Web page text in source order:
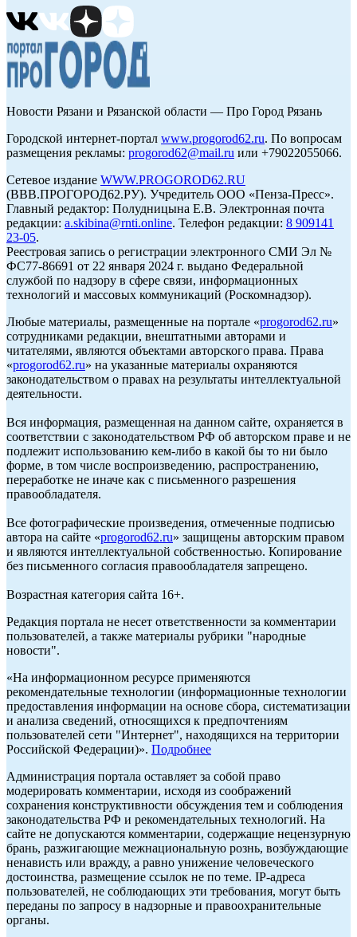
Новости Рязани и Рязанской области — Про Город Рязань
Городской интернет-портал www.progorod62.ru. По вопросам
размещения рекламы: progorod62@mail.ru или +79022055066.
Сетевое издание WWW.PROGOROD62.RU
(ВВВ.ПРОГОРОД62.РУ). Учредитель ООО «Пенза-Пресс».
Главный редактор: Полудницына Е.В. Электронная почта
редакции: a.skibina@rnti.online. Телефон редакции: 8 909141
23-05.
Реестровая запись о регистрации электронного СМИ Эл №
ФС77-86691 от 22 января 2024 г. выдано Федеральной
службой по надзору в сфере связи, информационных
технологий и массовых коммуникаций (Роскомнадзор).
Любые материалы, размещенные на портале «progorod62.ru»
сотрудниками редакции, внештатными авторами и
читателями, являются объектами авторского права. Права
«progorod62.ru» на указанные материалы охраняются
законодательством о правах на результаты интеллектуальной
деятельности.
Вся информация, размещенная на данном сайте, охраняется в
соответствии с законодательством РФ об авторском праве и не
подлежит использованию кем-либо в какой бы то ни было
форме, в том числе воспроизведению, распространению,
переработке не иначе как с письменного разрешения
правообладателя.
Все фотографические произведения, отмеченные подписью
автора на сайте «progorod62.ru» защищены авторским правом
и являются интеллектуальной собственностью. Копирование
без письменного согласия правообладателя запрещено.
Возрастная категория сайта 16+.
Редакция портала не несет ответственности за комментарии
пользователей, а также материалы рубрики "народные
новости".
«На информационном ресурсе применяются
рекомендательные технологии (информационные технологии
предоставления информации на основе сбора, систематизации
и анализа сведений, относящихся к предпочтениям
пользователей сети "Интернет", находящихся на территории
Российской Федерации)». Подробнее
Администрация портала оставляет за собой право
модерировать комментарии, исходя из соображений
сохранения конструктивности обсуждения тем и соблюдения
законодательства РФ и рекомендательных технологий. На
сайте не допускаются комментарии, содержащие нецензурную
брань, разжигающие межнациональную рознь, возбуждающие
ненависть или вражду, а равно унижение человеческого
достоинства, размещение ссылок не по теме. IP-адреса
пользователей, не соблюдающих эти требования, могут быть
переданы по запросу в надзорные и правоохранительные
органы.